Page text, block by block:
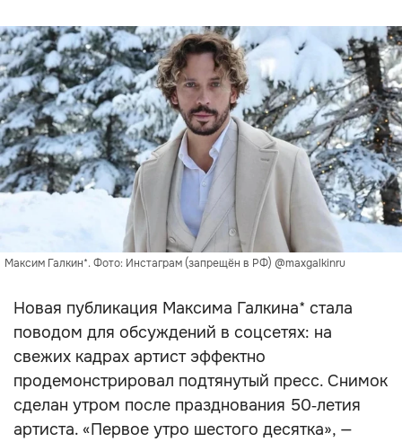
Максим Галкин*. Фото: Инстаграм (запрещён в РФ) @maxgalkinru
Новая публикация Максима Галкина* стала
поводом для обсуждений в соцсетях: на
свежих кадрах артист эффектно
продемонстрировал подтянутый пресс. Снимок
сделан утром после празднования 50‑летия
артиста. «Первое утро шестого десятка», —